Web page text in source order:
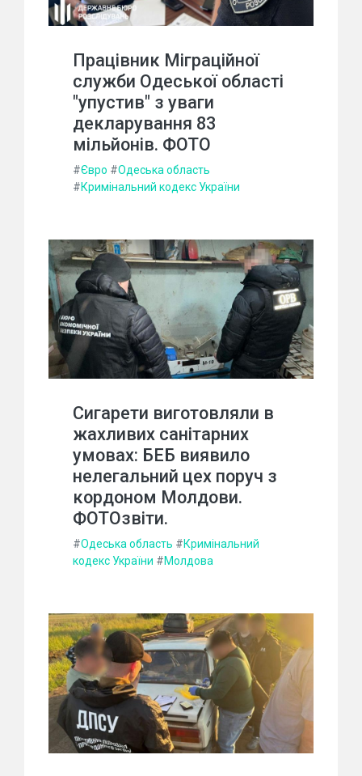
Працівник Міграційної
служби Одеської області
"упустив" з уваги
декларування 83
мільйонів. ФОТО
#Євро #Одеська область
#Кримінальний кодекс України
Сигарети виготовляли в
жахливих санітарних
умовах: БЕБ виявило
нелегальний цех поруч з
кордоном Молдови.
ФОТОзвіти.
#Одеська область #Кримінальний
кодекс України #Молдова